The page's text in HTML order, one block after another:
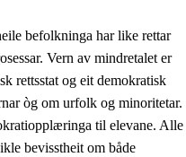
utforskartrong
befolkninga har like rettar
Vern av mindretalet er
rettsstat og eit demokratisk
òg om urfolk og minoritetar.
til elevane. Alle
bevisstheit om både